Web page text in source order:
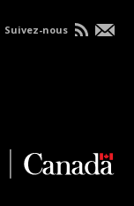
Suivez-nous